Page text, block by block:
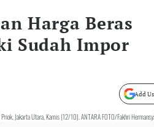
Harga Beras
Sudah Impor
Add
Jakarta Utara, Kamis (12/10). ANTARA FOTO/Fakhri